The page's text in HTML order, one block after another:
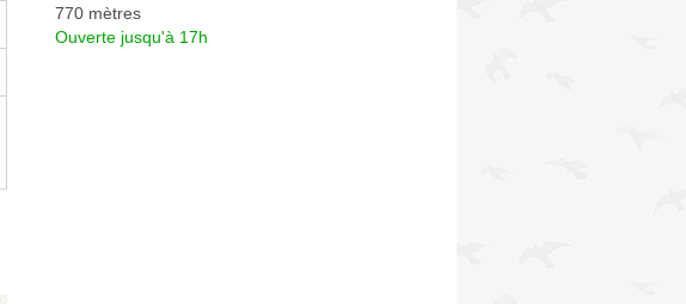
770 mètres
Ouverte jusqu'à 17h